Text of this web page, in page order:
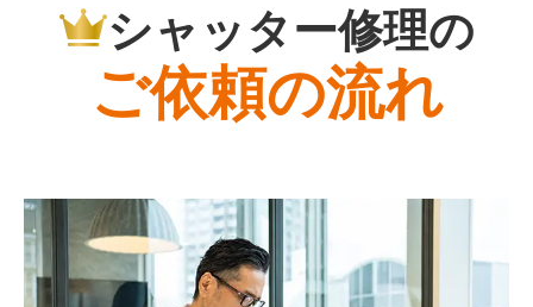
シャッター修理の
ご依頼の流れ